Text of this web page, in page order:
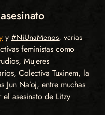
y #NiUnaMenos, varias
feministas como
Mujeres
Colectiva Tuxinem, la
Jun Na’oj, entre muchas
asesinato de Litzy